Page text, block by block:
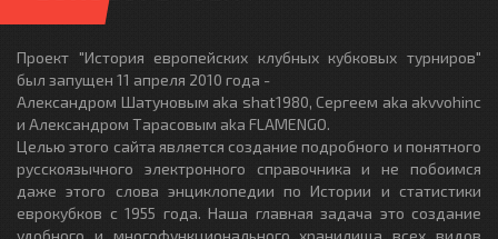
Проект "История европейских клубных кубковых турниров"
был запущен 11 апреля 2010 года -
Александром Шатуновым aka shat1980, Сергеем aka akvvohinc
и Александром Тарасовым aka FLAMENGO.
Целью этого сайта является создание подробного и понятного
русскоязычного электронного справочника и не побоимся
даже этого слова энциклопедии по Истории и статистики
еврокубков с 1955 года. Наша главная задача это создание
удобного и многофункционального хранилища всех видов